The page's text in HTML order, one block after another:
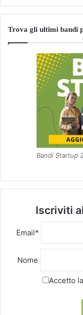
Trova gli ultimi bandi
Bandi Startup
Iscriviti
Email*
Nome
Accetto la